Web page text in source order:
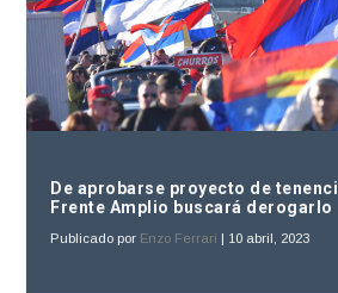
De aprobarse proyecto de
Frente Amplio buscará derogarlo
Publicado por Enzo Ferrari | 10 abril, 2023